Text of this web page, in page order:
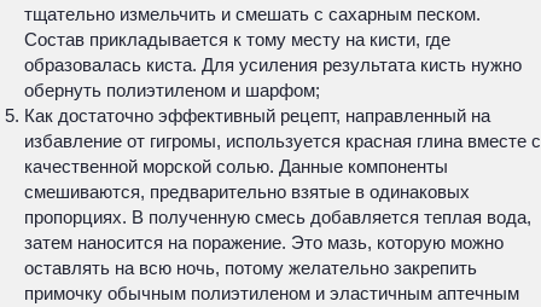
тщательно измельчить и смешать с сахарным песком.
Состав прикладывается к тому месту на кисти, где
образовалась киста. Для усиления результата кисть нужно
обернуть полиэтиленом и шарфом;
Как достаточно эффективный рецепт, направленный на
избавление от гигромы, используется красная глина вместе с
качественной морской солью. Данные компоненты
смешиваются, предварительно взятые в одинаковых
пропорциях. В полученную смесь добавляется теплая вода,
затем наносится на поражение. Это мазь, которую можно
оставлять на всю ночь, потому желательно закрепить
примочку обычным полиэтиленом и эластичным аптечным